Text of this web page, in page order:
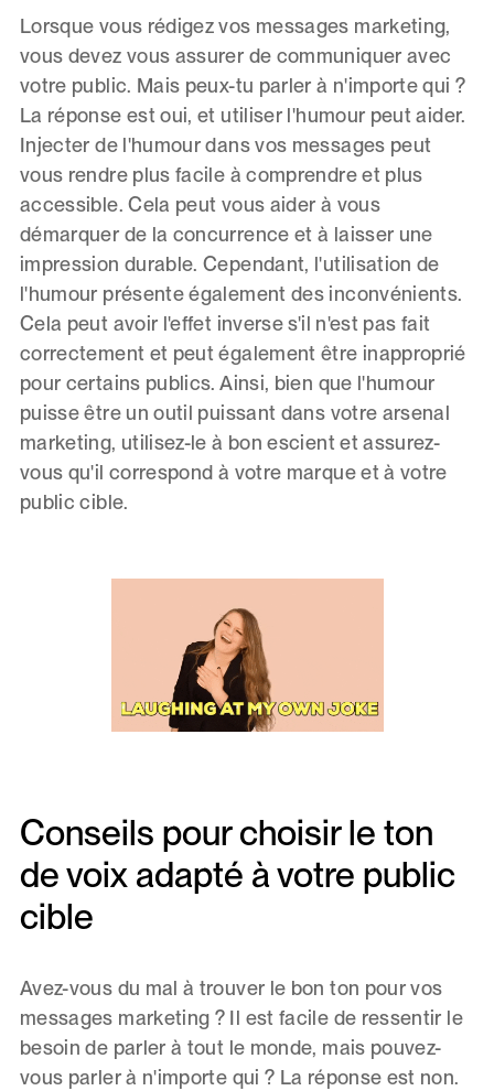
Lorsque vous rédigez vos messages marketing,
vous devez vous assurer de communiquer avec
votre public. Mais peux-tu parler à n'importe qui ?
La réponse est oui, et utiliser l'humour peut aider.
Injecter de l'humour dans vos messages peut
vous rendre plus facile à comprendre et plus
accessible. Cela peut vous aider à vous
démarquer de la concurrence et à laisser une
impression durable. Cependant, l'utilisation de
l'humour présente également des inconvénients.
Cela peut avoir l'effet inverse s'il n'est pas fait
correctement et peut également être inapproprié
pour certains publics. Ainsi, bien que l'humour
puisse être un outil puissant dans votre arsenal
marketing, utilisez-le à bon escient et assurez-
vous qu'il correspond à votre marque et à votre
public cible.
Conseils pour choisir le ton
de voix adapté à votre public
cible
Avez-vous du mal à trouver le bon ton pour vos
messages marketing ? Il est facile de ressentir le
besoin de parler à tout le monde, mais pouvez-
vous parler à n'importe qui ? La réponse est non.